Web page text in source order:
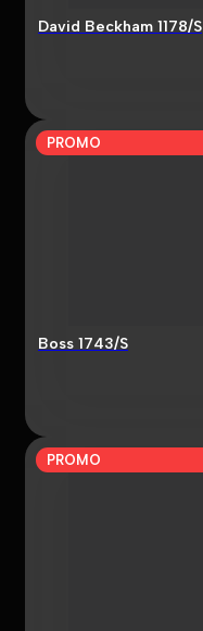
David Beckham 1178/S
PROMO
Boss 1743/S
PROMO